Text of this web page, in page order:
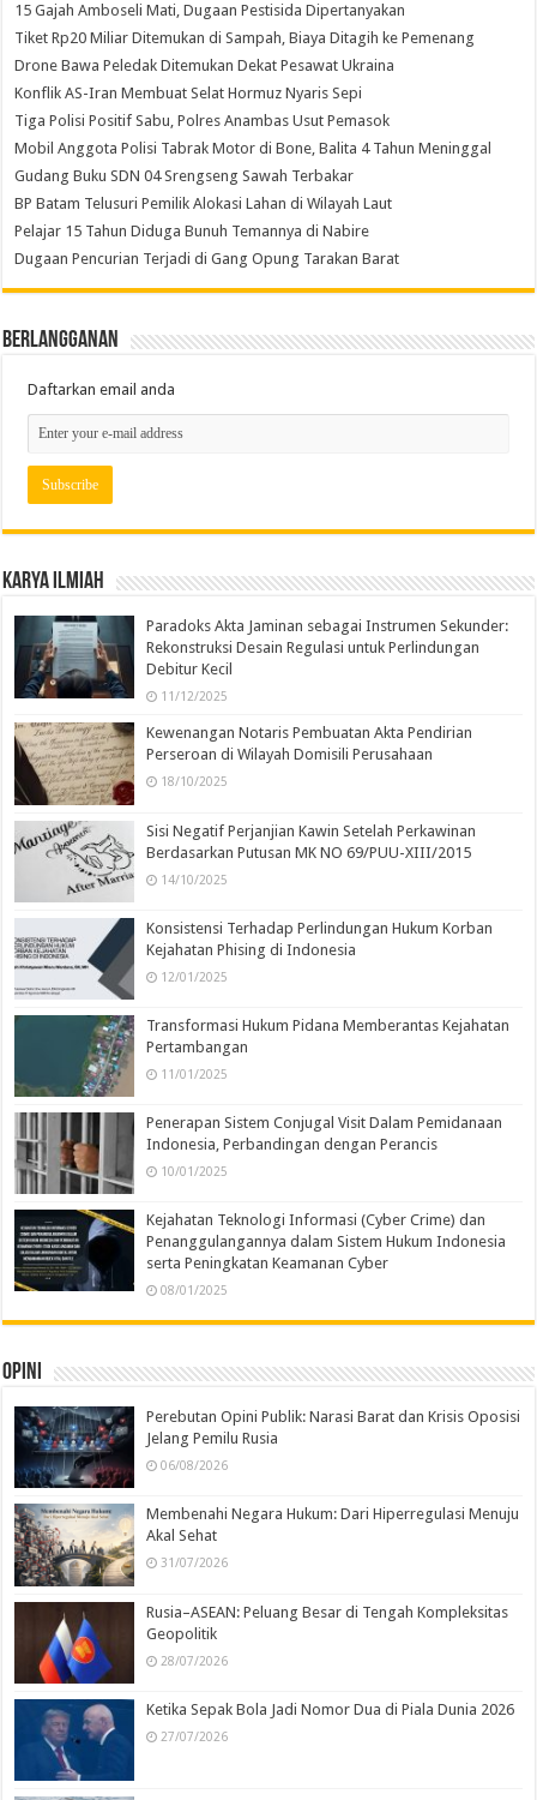
15 Gajah Amboseli Mati, Dugaan Pestisida Dipertanyakan
Tiket Rp20 Miliar Ditemukan di Sampah, Biaya Ditagih ke Pemenang
Drone Bawa Peledak Ditemukan Dekat Pesawat Ukraina
Konflik AS-Iran Membuat Selat Hormuz Nyaris Sepi
Tiga Polisi Positif Sabu, Polres Anambas Usut Pemasok
Mobil Anggota Polisi Tabrak Motor di Bone, Balita 4 Tahun Meninggal
Gudang Buku SDN 04 Srengseng Sawah Terbakar
BP Batam Telusuri Pemilik Alokasi Lahan di Wilayah Laut
Pelajar 15 Tahun Diduga Bunuh Temannya di Nabire
Dugaan Pencurian Terjadi di Gang Opung Tarakan Barat
Berlangganan
Daftarkan email anda
Karya Ilmiah
Paradoks Akta Jaminan sebagai Instrumen Sekunder:
Rekonstruksi Desain Regulasi untuk Perlindungan
Debitur Kecil
11/12/2025
Kewenangan Notaris Pembuatan Akta Pendirian
Perseroan di Wilayah Domisili Perusahaan
18/10/2025
Sisi Negatif Perjanjian Kawin Setelah Perkawinan
Berdasarkan Putusan MK NO 69/PUU-XIII/2015
14/10/2025
Konsistensi Terhadap Perlindungan Hukum Korban
Kejahatan Phising di Indonesia
12/01/2025
Transformasi Hukum Pidana Memberantas Kejahatan
Pertambangan
11/01/2025
Penerapan Sistem Conjugal Visit Dalam Pemidanaan
Indonesia, Perbandingan dengan Perancis
10/01/2025
Kejahatan Teknologi Informasi (Cyber Crime) dan
Penanggulangannya dalam Sistem Hukum Indonesia
serta Peningkatan Keamanan Cyber
08/01/2025
Opini
Perebutan Opini Publik: Narasi Barat dan Krisis Oposisi
Jelang Pemilu Rusia
06/08/2026
Membenahi Negara Hukum: Dari Hiperregulasi Menuju
Akal Sehat
31/07/2026
Rusia–ASEAN: Peluang Besar di Tengah Kompleksitas
Geopolitik
28/07/2026
Ketika Sepak Bola Jadi Nomor Dua di Piala Dunia 2026
27/07/2026